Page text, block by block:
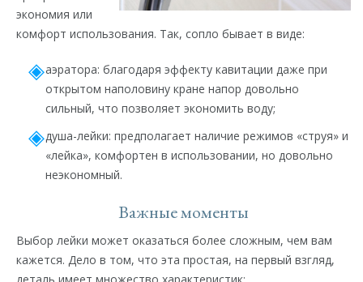
экономия или
комфорт использования. Так, сопло бывает в виде:
аэратора: благодаря эффекту кавитации даже при
открытом наполовину кране напор довольно
сильный, что позволяет экономить воду;
душа-лейки: предполагает наличие режимов «струя» и
«лейка», комфортен в использовании, но довольно
неэкономный.
Важные моменты
Выбор лейки может оказаться более сложным, чем вам
кажется. Дело в том, что эта простая, на первый взгляд,